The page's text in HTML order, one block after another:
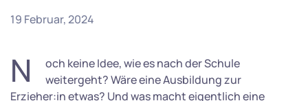
19 Februar, 2024
N
och keine Idee, wie es nach der Schule
weitergeht? Wäre eine Ausbildung zur
Erzieher:in etwas? Und was macht eigentlich eine